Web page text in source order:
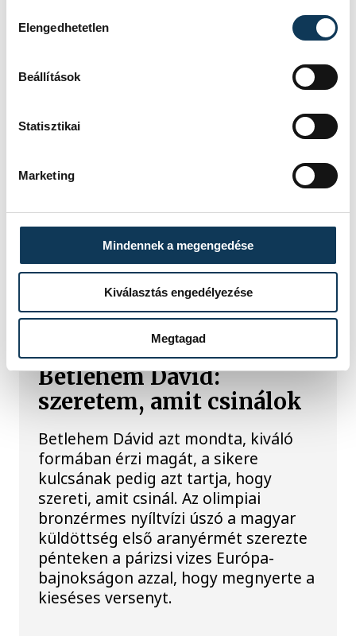
Elengedhetetlen
Beállítások
Statisztikai
Marketing
Mindennek a megengedése
Kiválasztás engedélyezése
Megtagad
TOVÁBBI CIKKEK
ÚSZÁS
Betlehem Dávid:
szeretem, amit csinálok
Betlehem Dávid azt mondta, kiváló
formában érzi magát, a sikere
kulcsának pedig azt tartja, hogy
szereti, amit csinál. Az olimpiai
bronzérmes nyíltvízi úszó a magyar
küldöttség első aranyérmét szerezte
pénteken a párizsi vizes Európa-
bajnokságon azzal, hogy megnyerte a
kieséses versenyt.